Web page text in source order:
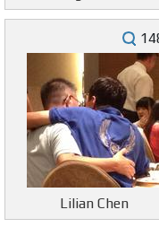
Lilian Chen